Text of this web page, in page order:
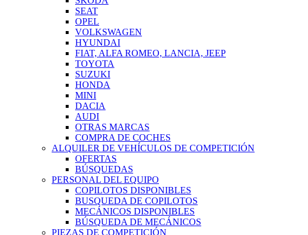
SEAT
OPEL
VOLKSWAGEN
HYUNDAI
FIAT, ALFA ROMEO, LANCIA, JEEP
TOYOTA
SUZUKI
HONDA
MINI
DACIA
AUDI
OTRAS MARCAS
COMPRA DE COCHES
ALQUILER DE VEHÍCULOS DE COMPETICIÓN
OFERTAS
BÚSQUEDAS
PERSONAL DEL EQUIPO
COPILOTOS DISPONIBLES
BUSQUEDA DE COPILOTOS
MECÁNICOS DISPONIBLES
BÚSQUEDA DE MECÁNICOS
PIEZAS DE COMPETICIÓN